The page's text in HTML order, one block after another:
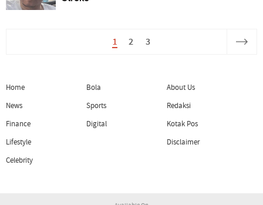
1 2 3
Home
News
Finance
Lifestyle
Celebrity
Bola
Sports
Digital
About Us
Redaksi
Kotak Pos
Disclaimer